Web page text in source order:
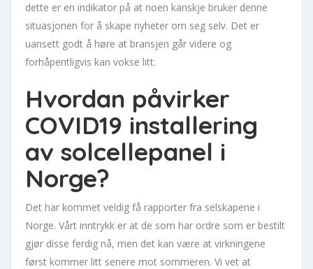
dette er en indikator på at noen kanskje bruker denne
situasjonen for å skape nyheter om seg selv. Det er
uansett godt å høre at bransjen går videre og
forhåpentligvis kan vokse litt.
Hvordan påvirker
COVID19 installering
av solcellepanel i
Norge?
Det har kommet veldig få rapporter fra selskapene i
Norge. Vårt inntrykk er at de som har ordre som er bestilt
gjør disse ferdig nå, men det kan være at virkningene
først kommer litt senere mot sommeren. Vi vet at